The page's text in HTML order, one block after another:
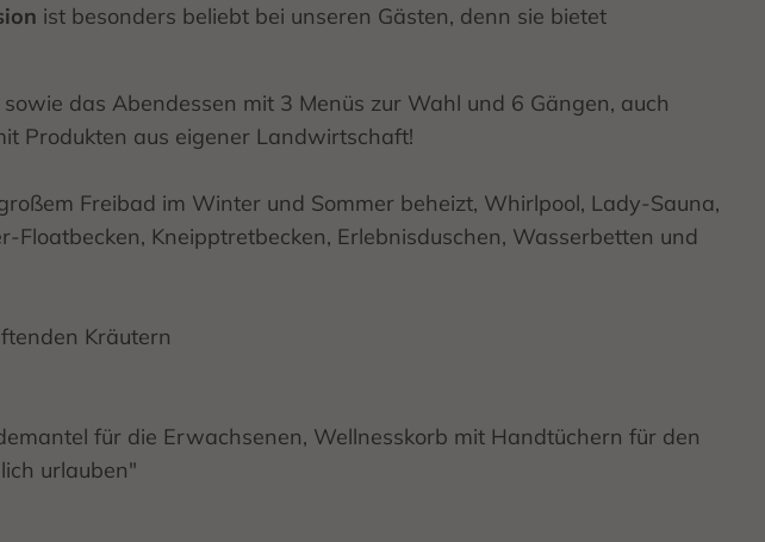
ist besonders beliebt bei unseren Gästen, denn sie bietet
das Abendessen mit 3 Menüs zur Wahl und 6 Gängen, auch
Produkten aus eigener Landwirtschaft!
Freibad im Winter und Sommer beheizt, Whirlpool, Lady-Sauna,
Kneipptretbecken, Erlebnisduschen, Wasserbetten und
Kräutern
für die Erwachsenen, Wellnesskorb mit Handtüchern für den
urlauben"